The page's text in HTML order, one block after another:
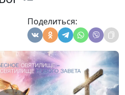
Поделиться:
и Елена
Варнавская
Юлия Уткина,
Александр Камнев,
пресвитер церкви
и Елена
#152